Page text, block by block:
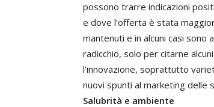
possono trarre indicazioni
e dove l’offerta è stata
mantenuti e in alcuni casi sono
radicchio, solo per citarne
l’innovazione, soprattutto
nuovi spunti al marketing delle
Salubrità e ambiente